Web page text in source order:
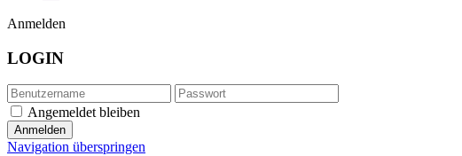
Anmelden
LOGIN
Angemeldet bleiben
Navigation überspringen